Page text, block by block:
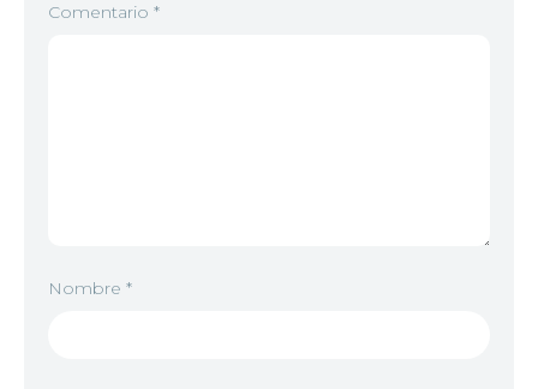
Comentario *
Nombre *